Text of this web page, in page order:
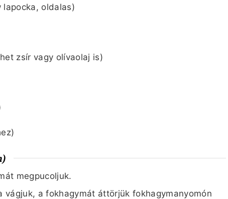
lapocka, oldalas)
zsír vagy olívaolaj is)
megpucoljuk.
vágjuk, a fokhagymát áttörjük fokhagymanyomón